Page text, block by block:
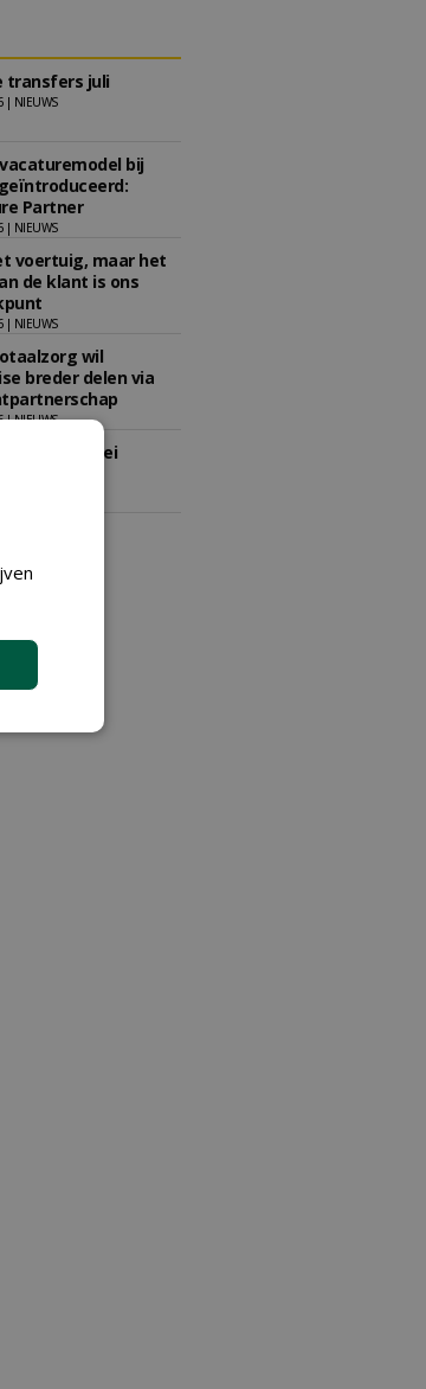
transfers juli
| NIEUWS
bij
Partner
| NIEUWS
voertuig, maar het
de klant is ons
| NIEUWS
wil
breder delen via
| NIEUWS
transfers mei